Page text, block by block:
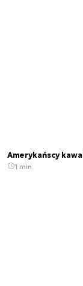
Amerykańscy
1 min.